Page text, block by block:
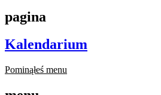
pagina
Kalendarium
Pominąłeś menu